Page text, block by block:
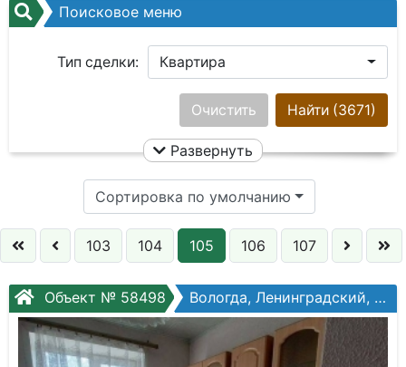
Поисковое меню
Тип сделки: Квартира
Ничего не выбрано
Цена:
Кол. комнат:
Этаж:
Слово:
Найти (3671)
Очистить
Развернуть
Сортировка по умолчанию
103 104 105 106 107
Объект № 58498 Вологда, Ленинградский, Ленинградская ул, №75г